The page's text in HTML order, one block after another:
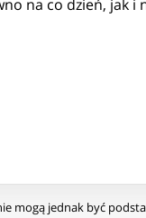
na co dzień, jak i
mogą jednak być